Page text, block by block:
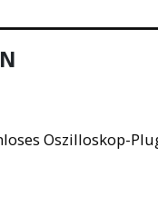
Oszilloskop-